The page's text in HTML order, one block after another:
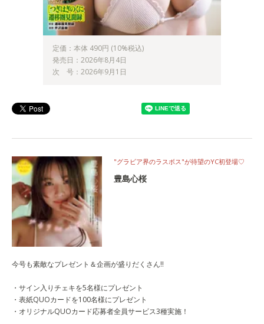
定価：本体 490円 (10%税込)
発売日：2026年8月4日
次 号：2026年9月1日
"グラビア界のラスボス"が待望のYC初登場♡
豊島心桜
今号も素敵なプレゼント＆企画が盛りだくさん!!
・サイン入りチェキを5名様にプレゼント
・表紙QUOカードを100名様にプレゼント
・オリジナルQUOカード応募者全員サービス3種実施！